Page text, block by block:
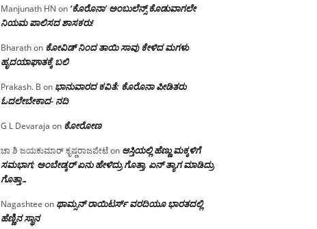
Manjunath HN on ‘ಕೊರೊನಾ’ ಅಂಬುಲೆನ್ಸ್ ಕೊಡುವಾಗಲೇ
ನಿಯಮ ಪಾಲಿಸದ ಶಾಸಕರು!
Bharathon ಕೋವಿಡ್ ನಿಂದ ತಾಯಿ ಸಾವು ಕೇಳಿದ ಮಗಳು
ಹೃದಯಾಘಾತಕ್ಕೆ ಬಲಿ
Prakash. B on ಭಾನುವಾರದ ಕವಿತೆ: ಕೊರೊನಾ ಪೀಡಿತರು
ಓದಲೇಬೇಕಾದ- ನದಿ
G L Devaraja on ಕೋರೋಣ
ಚಾ ಶಿ ಜಯಕುಮಾರ್ ಕೃಷ್ಣರಾಜಪೇಟೆon ಆಸ್ತಿಯಲ್ಲಿ ಹೆಣ್ಣು ಮಕ್ಕಳಿಗೆ
ಸಮಭಾಗ; ಅಂಬೇಡ್ಕರ್ ಏನು ಹೇಳಿದ್ರು ಗೊತ್ತಾ, ಏನ್ ತ್ಯಾಗ ಮಾಡಿದ್ರು
ಗೊತ್ತಾ…
Nagashtee on ಥಾಮ್ಸನ್ ರಾಯಿಟರ್ಸ್ ವರದಿಯೂ ಭಾರತದಲ್ಲಿ
ಹೆಣ್ಣಿನ ಸ್ಥಾನ‌